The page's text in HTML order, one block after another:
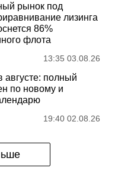
рынок под
лизинга
86%
флота
13:35 03.08.26
полный
по новому и
19:40 02.08.26